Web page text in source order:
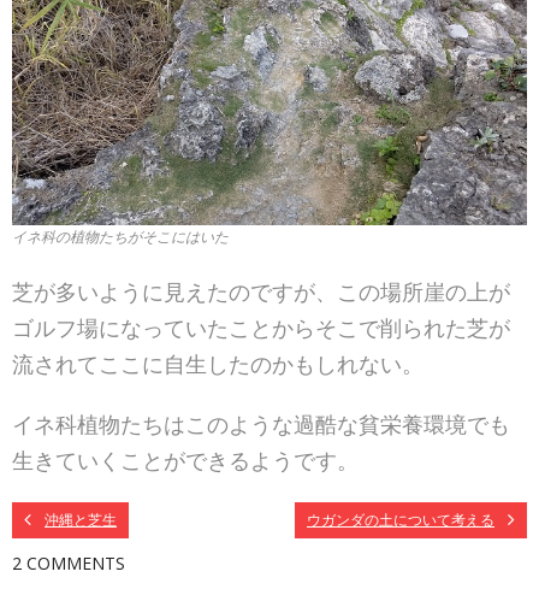
イネ科の植物たちがそこにはいた
芝が多いように見えたのですが、この場所崖の上が
ゴルフ場になっていたことからそこで削られた芝が
流されてここに自生したのかもしれない。
イネ科植物たちはこのような過酷な貧栄養環境でも
生きていくことができるようです。
沖縄と芝生 ウガンダの土について考える
2 COMMENTS